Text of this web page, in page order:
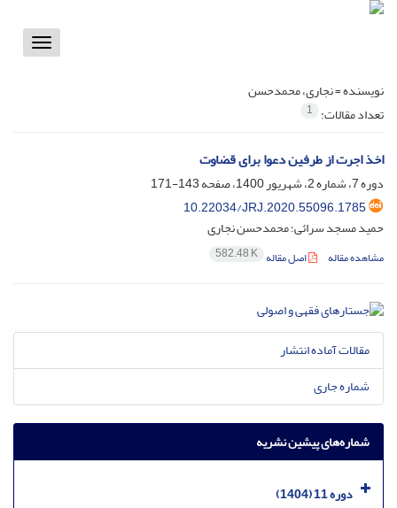
Toggle
نویسنده =نجاری، محمدحسن
تعداد مقالات: 1
اخذ اجرت از طرفین دعوا برای قضاوت
دوره 7، شماره 2، شهریور 1400، صفحه
143-171
10.22034/JRJ.2020.55096.1785
حمید مسجد سرائی؛ محمدحسن نجاری
مشاهده مقاله اصل مقاله 582.48 K
مقالات آماده انتشار
شماره جاری
شماره‌های پیشین نشریه
دوره 11 (1404)